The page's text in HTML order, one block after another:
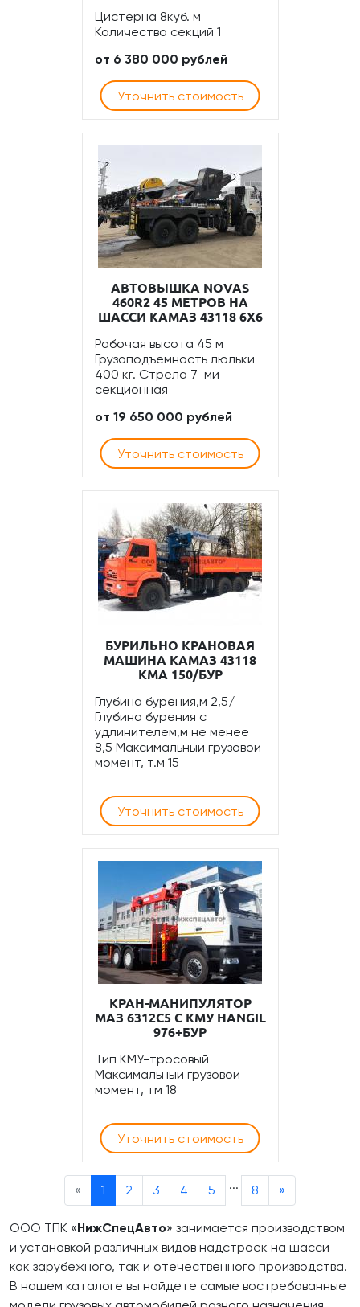
Цистерна 8куб. м
Количество секций 1
от 6 380 000 рублей
Уточнить стоимость
АВТОВЫШКА NOVAS
460R2 45 МЕТРОВ НА
ШАССИ КАМАЗ 43118 6Х6
Рабочая высота 45 м
Грузоподъемность люльки
400 кг. Стрела 7-ми
секционная
от 19 650 000 рублей
Уточнить стоимость
БУРИЛЬНО КРАНОВАЯ
МАШИНА КАМАЗ 43118
КМА 150/БУР
Глубина бурения,м 2,5/
Глубина бурения с
удлинителем,м не менее
8,5 Максимальный грузовой
момент, т.м 15
Уточнить стоимость
КРАН-МАНИПУЛЯТОР
МАЗ 6312С5 С КМУ HANGIL
976+БУР
Тип КМУ-тросовый
Максимальный грузовой
момент, тм 18
Уточнить стоимость
« 1 2 3 4 5 ... 8 »
ООО ТПК «НижСпецАвто» занимается производством
и установкой различных видов надстроек на шасси
как зарубежного, так и отечественного производства.
В нашем каталоге вы найдете самые востребованные